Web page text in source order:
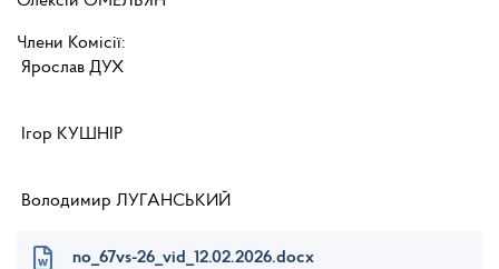
Члени Комісії:
Ярослав ДУХ
Ігор КУШНІР
Володимир ЛУГАНСЬКИЙ
no_67vs-26_vid_12.02.2026.docx